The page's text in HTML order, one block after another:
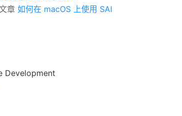
章 如何在 macOS 上使用 SAI
Development